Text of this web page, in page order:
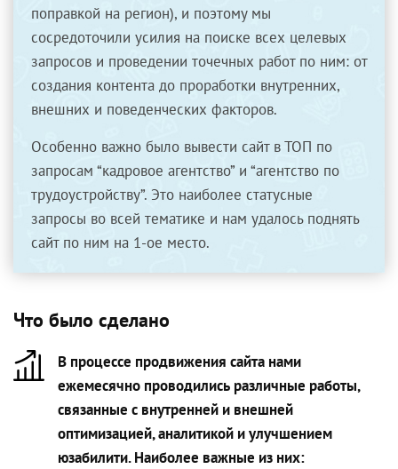
поправкой на регион), и поэтому мы
сосредоточили усилия на поиске всех целевых
запросов и проведении точечных работ по ним: от
создания контента до проработки внутренних,
внешних и поведенческих факторов.
Особенно важно было вывести сайт в ТОП по
запросам “кадровое агентство” и “агентство по
трудоустройству”. Это наиболее статусные
запросы во всей тематике и нам удалось поднять
сайт по ним на 1-ое место.
Что было сделано
В процессе продвижения сайта нами
ежемесячно проводились различные работы,
связанные с внутренней и внешней
оптимизацией, аналитикой и улучшением
юзабилити. Наиболее важные из них: